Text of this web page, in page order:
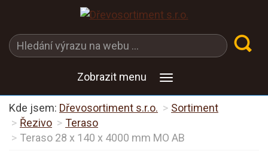
Zobrazit menu
Kde jsem: Dřevosortiment s.r.o.
Sortiment
Řezivo
Teraso
Teraso 28 x 140 x 4000 mm MO AB